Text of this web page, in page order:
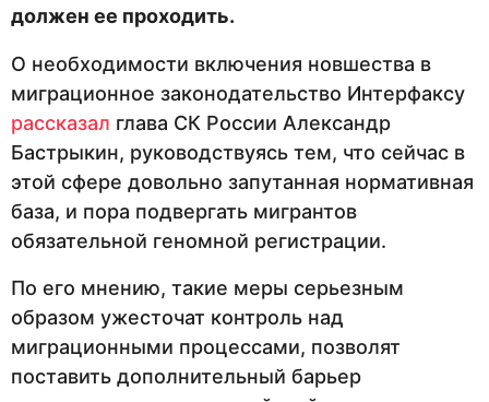
должен ее проходить.
О необходимости включения новшества в
миграционное законодательство Интерфаксу
рассказал глава СК России Александр
Бастрыкин, руководствуясь тем, что сейчас в
этой сфере довольно запутанная нормативная
база, и пора подвергать мигрантов
обязательной геномной регистрации.
По его мнению, такие меры серьезным
образом ужесточат контроль над
миграционными процессами, позволят
поставить дополнительный барьер